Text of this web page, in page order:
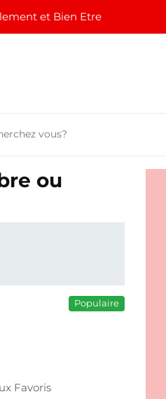
et Bien Etre
ou
Populaire
Favoris